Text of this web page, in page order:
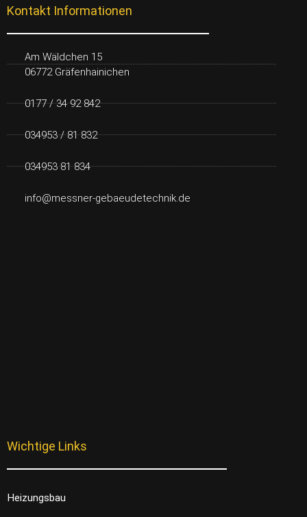
Kontakt Informationen
Am Wäldchen 15
06772 Gräfenhainichen
0177 / 34 92 842
034953 / 81 832
034953 81 834
info@messner-gebaeudetechnik.de
Wichtige Links
Heizungsbau